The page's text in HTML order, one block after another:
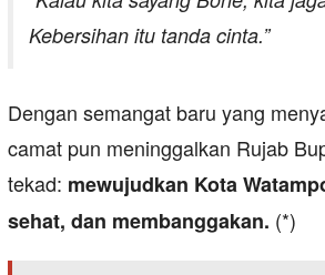
Kebersihan itu tanda cinta.”
Dengan semangat baru yang
camat pun meninggalkan Rujab
tekad: mewujudkan Kota
sehat, dan membanggakan. (*)